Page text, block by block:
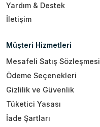
Yardım & Destek
İletişim
Müşteri Hizmetleri
Mesafeli Satış Sözleşmesi
Ödeme Seçenekleri
Gizlilik ve Güvenlik
Tüketici Yasası
İade Şartları